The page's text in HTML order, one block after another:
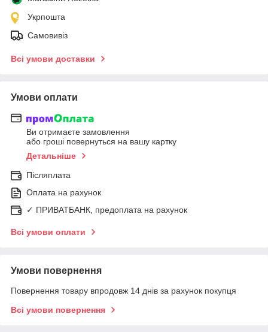
Укрпошта
Самовивіз
Всі умови доставки
Умови оплати
Ви отримаєте замовлення
або гроші повернуться на вашу картку
Детальніше
Післяплата
Оплата на рахунок
✓ ПРИВАТБАНК, предоплата на рахунок
Всі умови оплати
Умови повернення
Повернення товару впродовж 14 днів за рахунок покупця
Всі умови повернення